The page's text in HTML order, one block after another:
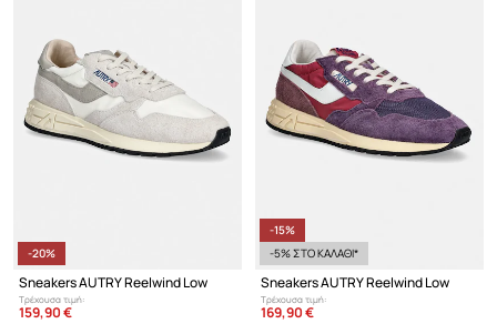
-20%
Sneakers AUTRY Reelwind Low
Τρέχουσα τιμή:
159,90 €
-15%
-5% ΣΤΟ ΚΑΛΑΘΙ*
Sneakers AUTRY Reelwind Low
Τρέχουσα τιμή:
169,90 €